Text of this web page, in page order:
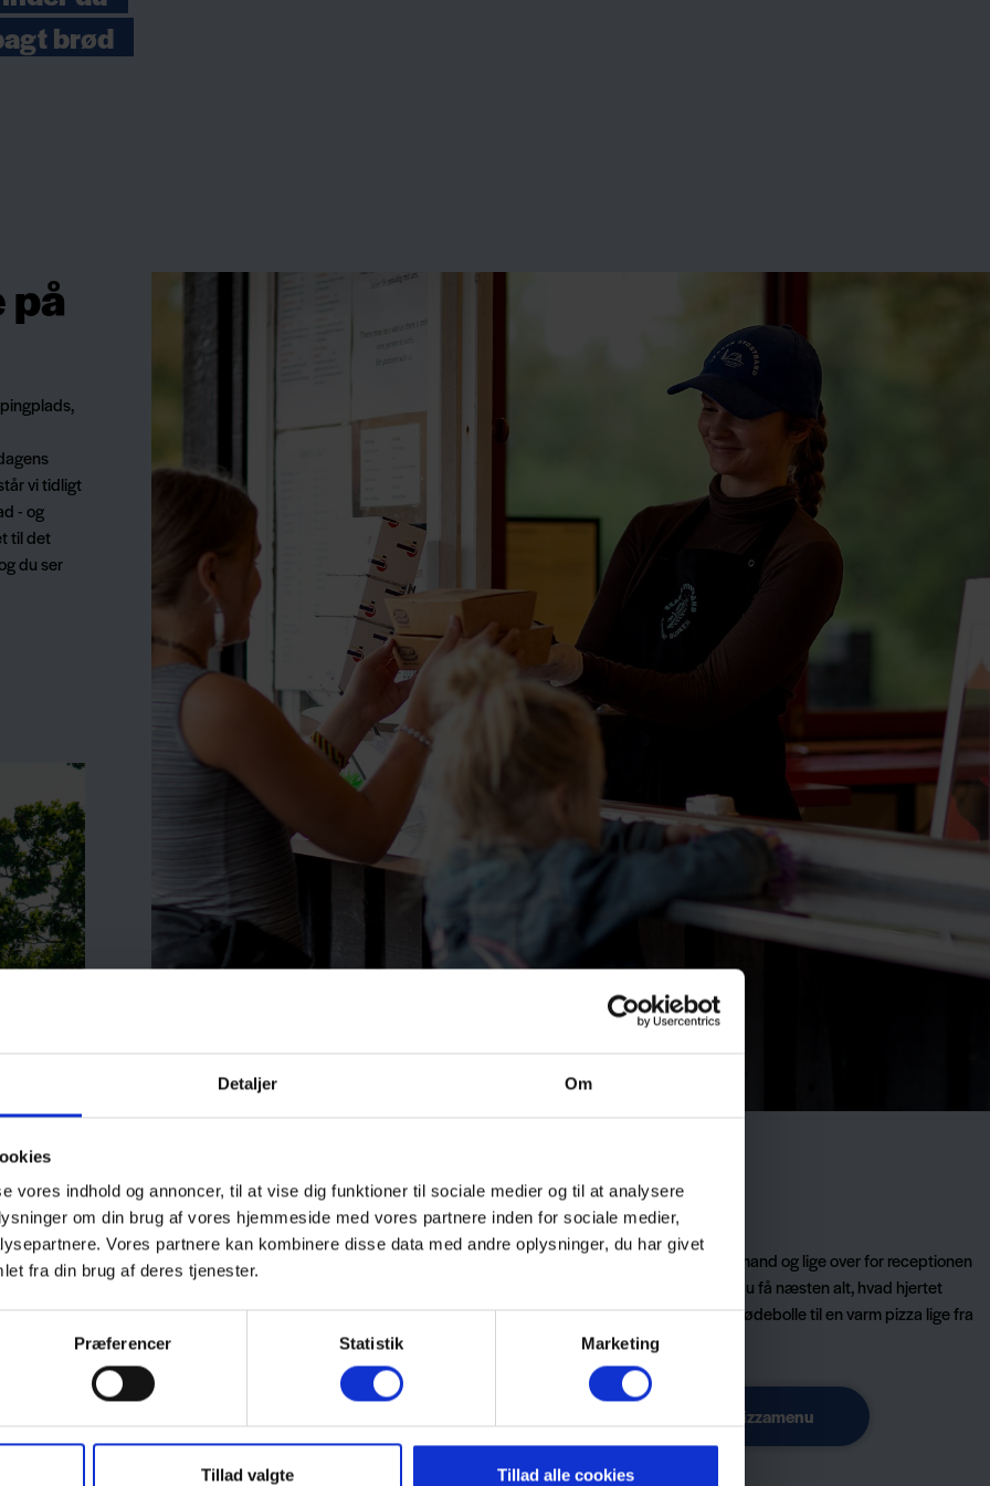
Detaljer Om
vores indhold og annoncer, til at vise dig funktioner til sociale medier og til at analysere
om din brug af vores hjemmeside med vores partnere inden for sociale medier,
Vores partnere kan kombinere disse data med andre oplysninger, du har givet
fra din brug af deres tjenester.
Præferencer Statistik Marketing
Tillad valgte Tillad alle cookies
brød
på
vi tidligt
- og
til det
du ser
Grill og iskiosk
På Skagen Sydstrand Camping kan du få alt lige på pladsen. Ved siden af vores købmand og lige over for receptionen
ved indkørslen til campingpladsen finder du vores populære iskiosk og grill. Her kan du få næsten alt, hvad hjertet
begærer på en lun sommerdag - lige fra en lækker gammeldags vaffelis med guf og flødebolle til en varm pizza lige fra
pizzaovnen, som du kan nyde på stranden eller i din campingvogn, hytte eller telt.
Se Pizzamenu